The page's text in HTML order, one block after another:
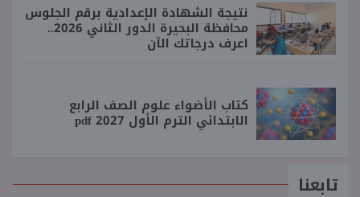
نتيجة الشهادة الإعدادية برقم الجلوس
محافظة البحيرة الدور الثاني 2026..
اعرف درجاتك الآن
كتاب الأضواء علوم الصف الرابع
الابتدائي الترم الأول 2027 pdf
تابعنا